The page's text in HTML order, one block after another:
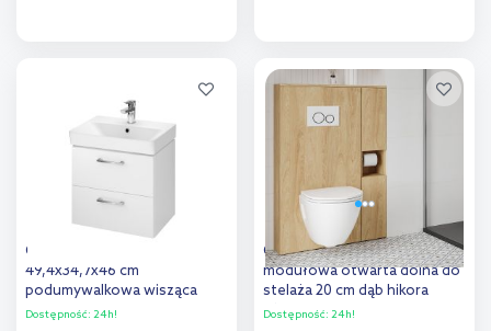
porównania
Dodaj do
porównania
Cersanit Lara szafka
49,4x34,7x46 cm
podumywalkowa wisząca
biała S926-062-DSM
Dostępność: 24h!
Cersanit Moduo szafka
modułowa otwarta dolna do
stelaża 20 cm dąb hikora
S1026-047
Dostępność: 24h!